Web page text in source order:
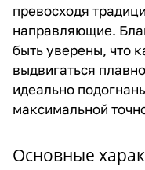
превосходя
направляющие.
быть уверены, что
выдвигаться
идеально
максимальной
Основные